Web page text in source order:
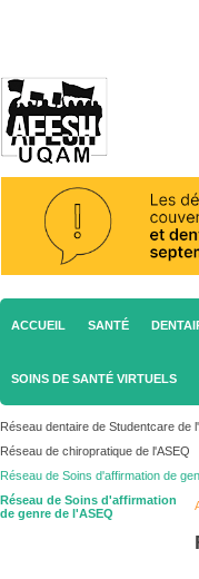
ACCUEIL SANTÉ
SOINS DE SANTÉ VIRTUELS
Réseau dentaire de Studentcare de
Réseau de chiropratique de l'ASEQ
Réseau de Soins d'affirmation de
Réseau de Soins d'affirmation
de genre de l'ASEQ